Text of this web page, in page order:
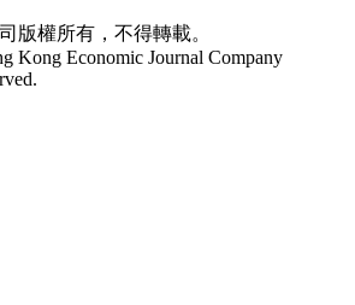
版權所有，不得轉載。
Kong Economic Journal Company